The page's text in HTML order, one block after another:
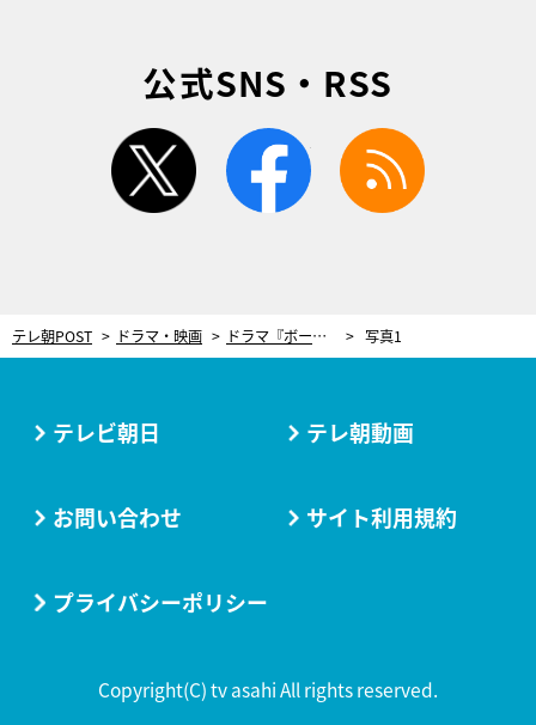
公式SNS・RSS
twitter facebook
テレ朝POST ドラマ・映画 ドラマ『ボーダレス』栗山千明が“殺人犯の妻”を熱演！赤瀬（井ノ原快彦）の妻役で水野美紀も登場 写真1
テレビ朝日 テレ朝動画
お問い合わせ サイト利用規約
プライバシーポリシー
Copyright(C) tv asahi All rights reserved.